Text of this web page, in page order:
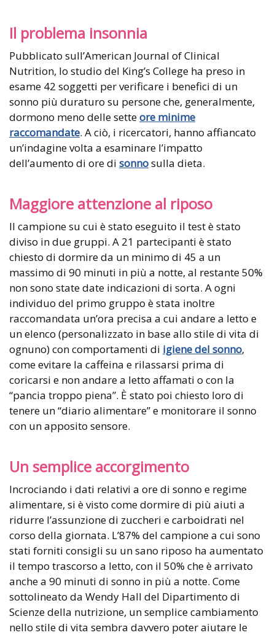
Il problema insonnia
Pubblicato sull’American Journal of Clinical
Nutrition, lo studio del King’s College ha preso in
esame 42 soggetti per verificare i benefici di un
sonno più duraturo su persone che, generalmente,
dormono meno delle setteore minime
raccomandate. A ciò, i ricercatori, hanno affiancato
un’indagine volta a esaminare l’impatto
dell’aumento di ore di sonnosulla dieta.
Maggiore attenzione al riposo
Il campione su cui è stato eseguito il test è stato
diviso in due gruppi. A 21 partecipanti è stato
chiesto di dormire da un minimo di 45 a un
massimo di 90 minuti in più a notte, al restante 50%
non sono state date indicazioni di sorta. A ogni
individuo del primo gruppo è stata inoltre
raccomandata un’ora precisa a cui andare a letto e
un elenco (personalizzato in base allo stile di vita di
ognuno) con comportamenti di igiene del sonno,
come evitare la caffeina e rilassarsi prima di
coricarsi e non andare a letto affamati o con la
“pancia troppo piena”. È stato poi chiesto loro di
tenere un “diario alimentare” e monitorare il sonno
con un apposito sensore.
Un semplice accorgimento
Incrociando i dati relativi a ore di sonno e regime
alimentare, si è visto come dormire di più aiuti a
ridurre l’assunzione di zuccheri e carboidrati nel
corso della giornata. L’87% del campione a cui sono
stati forniti consigli su un sano riposo ha aumentato
il tempo trascorso a letto, con il 50% che è arrivato
anche a 90 minuti di sonno in più a notte. Come
sottolineato da Wendy Hall del Dipartimento di
Scienze della nutrizione, un semplice cambiamento
nello stile di vita sembra davvero poter aiutare le